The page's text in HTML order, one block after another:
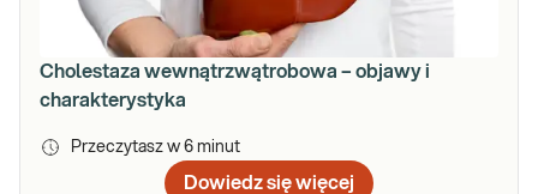
Cholestaza wewnątrzwątrobowa – objawy i
charakterystyka
Przeczytasz w 6 minut
Dowiedz się więcej